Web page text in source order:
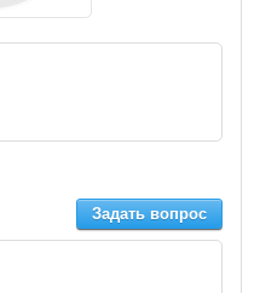
Задать вопрос